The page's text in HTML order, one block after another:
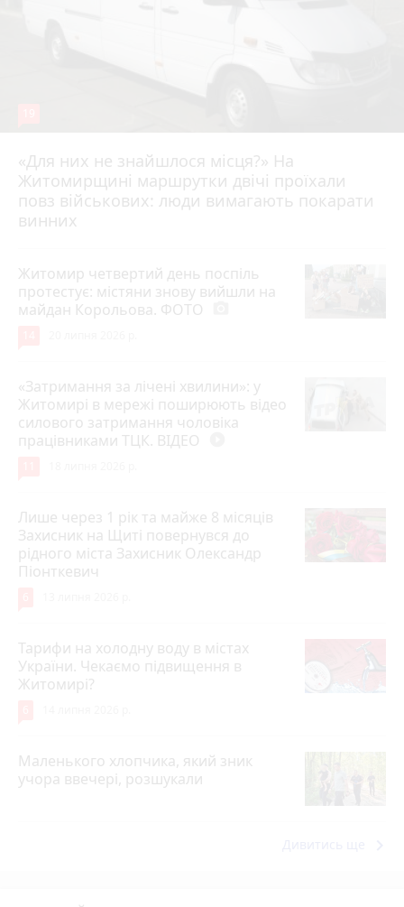
«Для них не знайшлося місця?» На
Житомирщині маршрутки двічі проїхали
повз військових: люди вимагають покарати
винних
17 липня 2026 р.
Житомир четвертий день поспіль
протестує: містяни знову вийшли на
майдан Корольова. ФОТО
«Затримання за лічені хвилини»: у
Житомирі в мережі поширюють відео
силового затримання чоловіка
працівниками ТЦК. ВІДЕО
Лише через 1 рік та майже 8 місяців
Захисник на Щиті повернувся до
рідного міста Захисник Олександр
Піонткевич
Тарифи на холодну воду в містах
України. Чекаємо підвищення в
Житомирі?
Маленького хлопчика, який зник
учора ввечері, розшукали